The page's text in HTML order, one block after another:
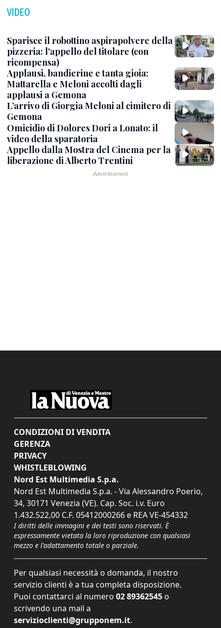
VIDEO
Sparisce il robottino aspirapolvere della
pizzeria: l'appello del titolare (con
ricompensa)
Applausi, bandierine e tanta gioia:
Mattarella e Meloni accolti dagli
applausi a Gemona
L’arrivo di Giorgia Meloni al cimitero di
Gemona
Omicidio di Dolores Dori a Lonato: il
video della sparatoria
Appello dalla Mostra del Cinema per la
liberazione di Alberto Trentini
CONDIZIONI DI VENDITA
GERENZA
PRIVACY
WHISTLEBLOWING
Nord Est Multimedia S.p.a.
Nord Est Multimedia S.p.a. - Via Alessandro Poerio,
34, 30171 Venezia (VE). Cap. Soc. i.v. Euro
1.432.522,00 C.F. 05412000266 e REA VE-454332
I diritti delle immagini e dei testi sono riservati. È
espressamente vietata la loro riproduzione con qualsiasi
mezzo e l'adattamento totale o parziale.
Per qualsiasi necessità o domanda, il nostro
servizio clienti è a tua completa disposizione.
Puoi contattarci al numero 02 89362545 o
scrivendo una mail a
servizioclienti@grupponem.it.